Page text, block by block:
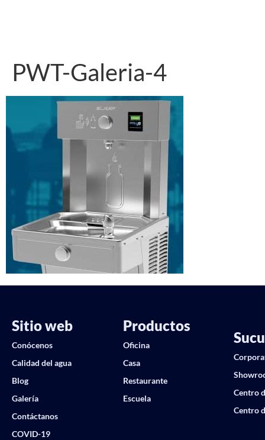
PWT-Galeria-4
Sitio web
Conócenos
Calidad del agua
Blog
Galería
Contáctanos
COVID-19
Productos
Oficina
Casa
Restaurante
Escuela
Centro
Centro